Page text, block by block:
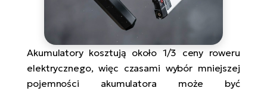
Akumulatory kosztują około 1/3 ceny roweru
elektrycznego, więc czasami wybór mniejszej
pojemności akumulatora może być